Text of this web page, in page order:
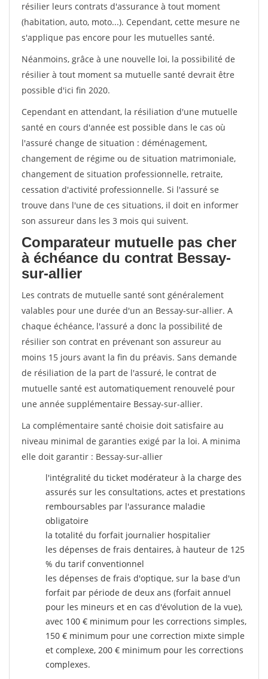
résilier leurs contrats d'assurance à tout moment
(habitation, auto, moto...). Cependant, cette mesure ne
s'applique pas encore pour les mutuelles santé.
Néanmoins, grâce à une nouvelle loi, la possibilité de
résilier à tout moment sa mutuelle santé devrait être
possible d'ici fin 2020.
Cependant en attendant, la résiliation d'une mutuelle
santé en cours d'année est possible dans le cas où
l'assuré change de situation : déménagement,
changement de régime ou de situation matrimoniale,
changement de situation professionnelle, retraite,
cessation d'activité professionnelle. Si l'assuré se
trouve dans l'une de ces situations, il doit en informer
son assureur dans les 3 mois qui suivent.
Comparateur mutuelle pas cher
à échéance du contrat Bessay-
sur-allier
Les contrats de mutuelle santé sont généralement
valables pour une durée d'un an Bessay-sur-allier. A
chaque échéance, l'assuré a donc la possibilité de
résilier son contrat en prévenant son assureur au
moins 15 jours avant la fin du préavis. Sans demande
de résiliation de la part de l'assuré, le contrat de
mutuelle santé est automatiquement renouvelé pour
une année supplémentaire Bessay-sur-allier.
La complémentaire santé choisie doit satisfaire au
niveau minimal de garanties exigé par la loi. A minima
elle doit garantir : Bessay-sur-allier
l'intégralité du ticket modérateur à la charge des
assurés sur les consultations, actes et prestations
remboursables par l'assurance maladie
obligatoire
la totalité du forfait journalier hospitalier
les dépenses de frais dentaires, à hauteur de 125
% du tarif conventionnel
les dépenses de frais d'optique, sur la base d'un
forfait par période de deux ans (forfait annuel
pour les mineurs et en cas d'évolution de la vue),
avec 100 € minimum pour les corrections simples,
150 € minimum pour une correction mixte simple
et complexe, 200 € minimum pour les corrections
complexes.